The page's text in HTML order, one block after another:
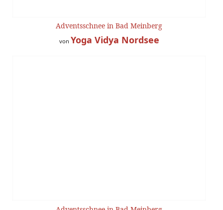
Adventsschnee in Bad Meinberg
von Yoga Vidya Nordsee